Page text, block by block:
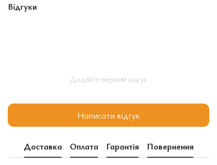
Відгуки
Додайте перший відгук
Написати відгук
Доставка Оплата Гарантія Повернення